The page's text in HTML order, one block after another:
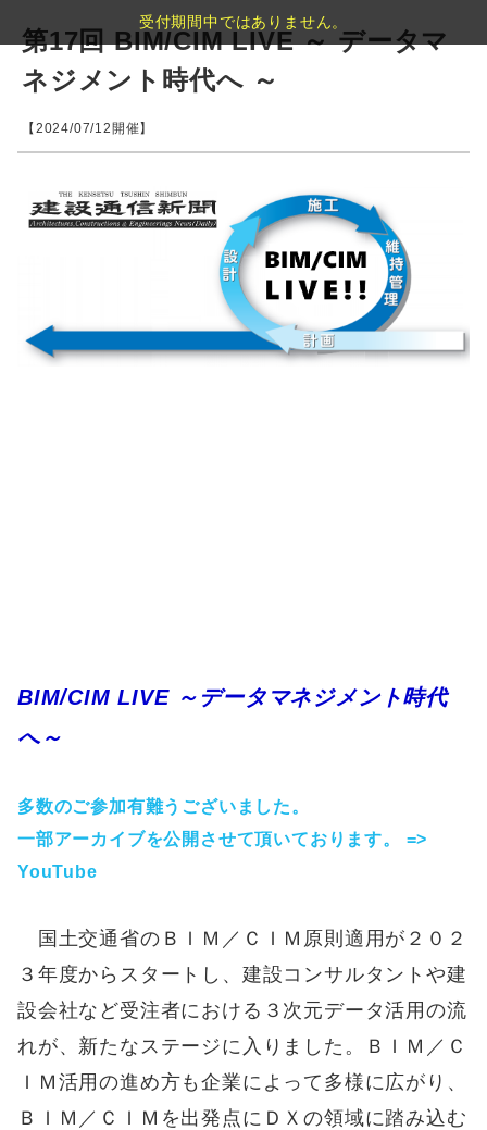
第17回 BIM/CIM LIVE ～ データマ
ネジメント時代へ ～
【2024/07/12開催】
BIM/CIM LIVE ～データマネジメント時代
へ～
多数のご参加有難うございました。
一部アーカイブを公開させて頂いております。 =>
YouTube
国土交通省のＢＩＭ／ＣＩＭ原則適用が２０２
３年度からスタートし、建設コンサルタントや建
設会社など受注者における３次元データ活用の流
れが、新たなステージに入りました。ＢＩＭ／Ｃ
ＩＭ活用の進め方も企業によって多様に広がり、
ＢＩＭ／ＣＩＭを出発点にＤＸの領域に踏み込む
受付期間中ではありません。